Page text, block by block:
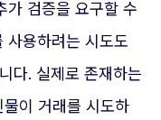
가 검증을 요구할 수
사용하려는 시도도
다. 실제로 존재하는
이 거래를 시도하